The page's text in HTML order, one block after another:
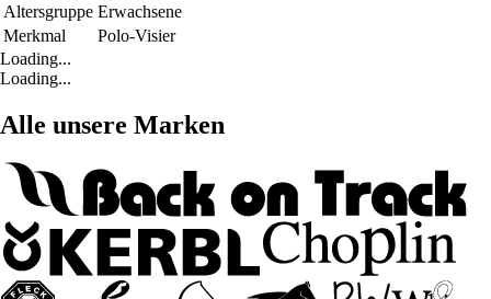
Altersgruppe Erwachsene
Merkmal
Polo-Visier
Loading...
Loading...
Alle unsere Marken